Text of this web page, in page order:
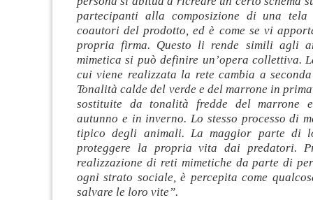
partecipanti alla composizione di una tela
coautori del prodotto, ed è come se vi
propria firma. Questo li rende simili agli
mimetica si può definire un’opera collettiva.
cui viene realizzata la rete cambia a
Tonalità calde del verde e del marrone in
sostituite da tonalità fredde del marrone
autunno e in inverno. Lo stesso processo di
tipico degli animali. La maggior parte di
proteggere la propria vita dai predatori.
realizzazione di reti mimetiche da parte di
ogni strato sociale, è percepita come
salvare le loro vite”.